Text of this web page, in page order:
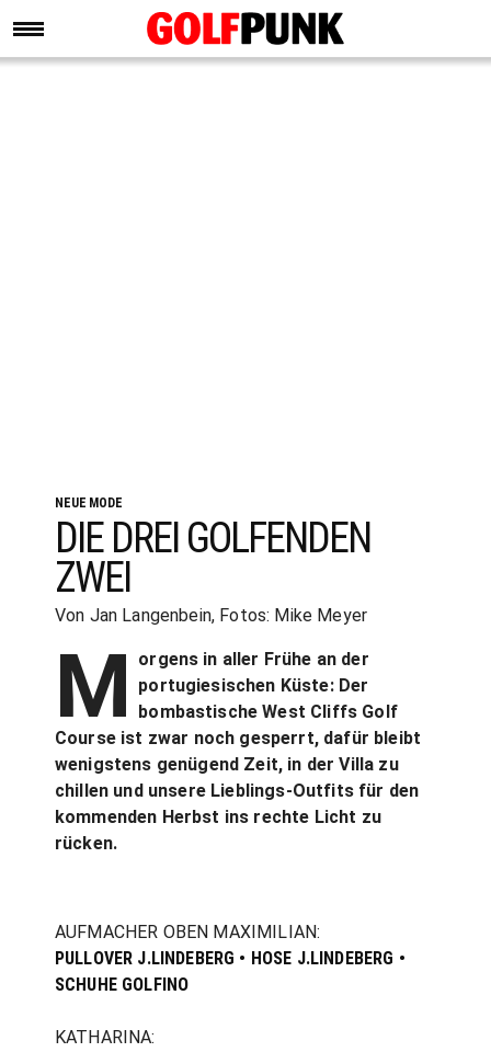
NEUE MODE
DIE DREI GOLFENDEN
ZWEI
Von Jan Langenbein, Fotos: Mike Meyer
M
orgens in aller Frühe an der
portugiesischen Küste: Der
bombastische West Cliffs Golf
Course ist zwar noch gesperrt, dafür bleibt
wenigstens genügend Zeit, in der Villa zu
chillen und unsere Lieblings-Outfits für den
kommenden Herbst ins rechte Licht zu
rücken.
AUFMACHER OBEN MAXIMILIAN:
PULLOVER J.LINDEBERG • HOSE J.LINDEBERG •
SCHUHE GOLFINO
KATHARINA: